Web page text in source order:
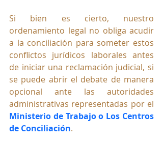
Si bien es cierto, nuestro
ordenamiento legal no obliga acudir
a la conciliación para someter estos
conflictos jurídicos laborales antes
de iniciar una reclamación judicial, si
se puede abrir el debate de manera
opcional ante las autoridades
Ministerio de Trabajo o Los Centros
de Conciliación.